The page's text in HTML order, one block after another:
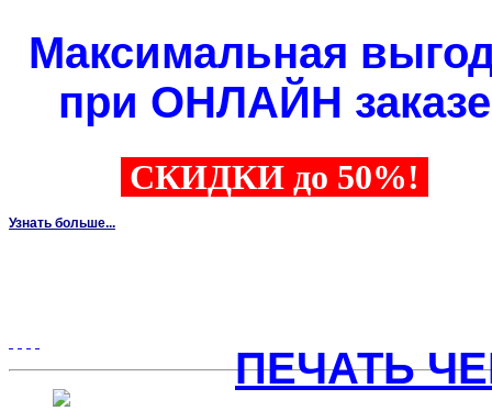
Максимальная
при ОНЛАЙН заказе
СКИДКИ до 50%!
Узнать больше...
ПЕЧАТЬ